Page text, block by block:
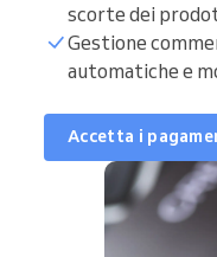
scorte dei
Gestione
automatiche e
Accetta i